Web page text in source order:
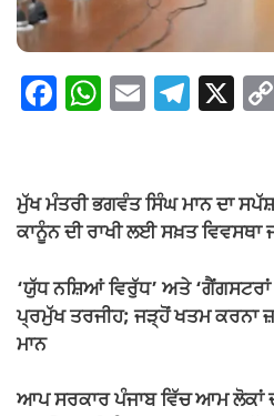
F
e
b
o
o
W
s
A
p
p
E T
gr
a
m
X
ਮੁੱਖ ਮੰਤਰੀ ਭਗਵੰਤ ਸਿੰਘ ਮਾਨ ਦਾ
ਕਾਨੂੰਨ ਦੀ ਰਾਖੀ ਲਈ ਸਖ਼ਤ ਵਿਵਸਥਾ
‘ਯੁੱਧ ਨਸ਼ਿਆਂ ਵਿਰੁੱਧ’ ਅਤੇ ‘ਗੈਂਗਸਟਰਾਂ
ਪ੍ਰਮੁੱਖ ਤਰਜੀਹ; ਜੜ੍ਹੋਂ ਖਤਮ ਕਰਨਾ
ਮਾਨ
ਆਪ ਸਰਕਾਰ ਪੰਜਾਬ ਵਿੱਚ ਆਮ ਲੋਕਾਂ